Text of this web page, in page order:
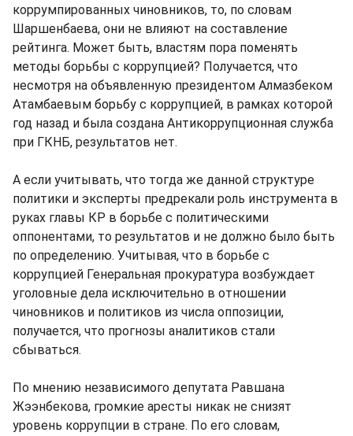
коррумпированных чиновников, то, по словам
Шаршенбаева, они не влияют на составление
рейтинга. Может быть, властям пора поменять
методы борьбы с коррупцией? Получается, что
несмотря на объявленную президентом Алмазбеком
Атамбаевым борьбу с коррупцией, в рамках которой
год назад и была создана Антикоррупционная служба
при ГКНБ, результатов нет.
А если учитывать, что тогда же данной структуре
политики и эксперты предрекали роль инструмента в
руках главы КР в борьбе с политическими
оппонентами, то результатов и не должно было быть
по определению. Учитывая, что в борьбе с
коррупцией Генеральная прокуратура возбуждает
уголовные дела исключительно в отношении
чиновников и политиков из числа оппозиции,
получается, что прогнозы аналитиков стали
сбываться.
По мнению независимого депутата Равшана
Жээнбекова, громкие аресты никак не снизят
уровень коррупции в стране. По его словам,